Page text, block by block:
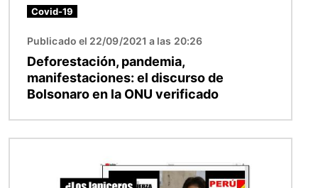
Covid-19
Publicado el 22/09/2021 a las 20:26
Deforestación, pandemia,
manifestaciones: el discurso de
Bolsonaro en la ONU verificado